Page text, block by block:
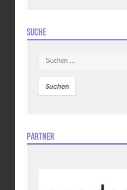
Suche
nach:
Partner